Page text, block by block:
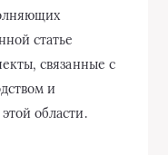
статье
связанные с
и
области.